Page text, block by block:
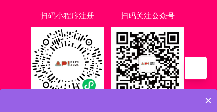
扫码小程序注册
扫码关注公众号
×